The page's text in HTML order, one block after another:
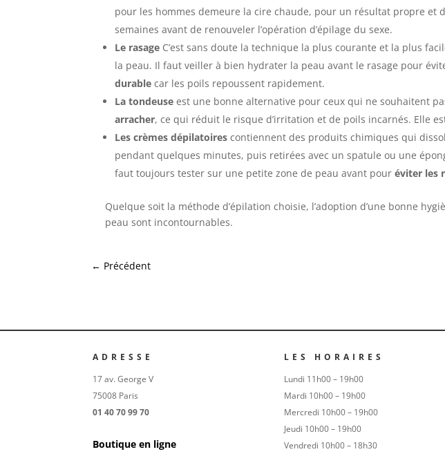
pour les hommes demeure la cire chaude, pour un résultat propre et
semaines avant de renouveler l’opération d’épilage du sexe.
Le rasage C’est sans doute la technique la plus courante et la plus
la peau. Il faut veiller à bien hydrater la peau avant le rasage pour
durable car les poils repoussent rapidement.
La tondeuse est une bonne alternative pour ceux qui ne souhaitent
arracher, ce qui réduit le risque d’irritation et de poils incarnés. Elle
Les crèmes dépilatoires contiennent des produits chimiques qui
pendant quelques minutes, puis retirées avec un spatule ou une
faut toujours tester sur une petite zone de peau avant pour éviter les
Quelque soit la méthode d’épilation choisie, l’adoption d’une bonne
peau sont incontournables.
← Précédent
ADRESSE
17 av. George V
75008 Paris
01 40 70 99 70
Boutique en ligne
LES HORAIRES
Lundi 11h00 – 19h00
Mardi 10h00 – 19h00
Mercredi 10h00 – 19h00
Jeudi 10h00 – 19h00
Vendredi 10h00 – 18h30